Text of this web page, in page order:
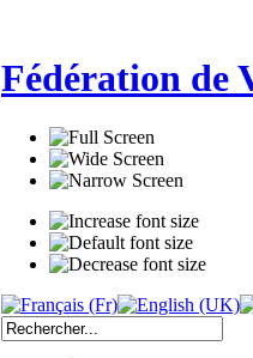
Fédération de